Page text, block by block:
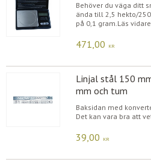
Behöver du väga ditt
ända till 2,5 hekto/
på 0,1 gram.Läs
471,00 KR
Linjal stål 150
mm och tum
Baksidan med
Det kan vara bra att
39,00 KR